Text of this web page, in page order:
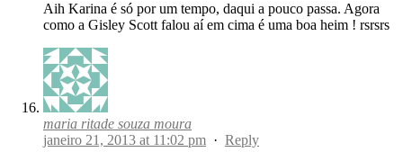
Aih Karina é só por um tempo, daqui a pouco passa. Agora
como a Gisley Scott falou aí em cima é uma boa heim ! rsrsrs
maria ritade souza moura
janeiro 21, 2013 at 11:02 pm · Reply